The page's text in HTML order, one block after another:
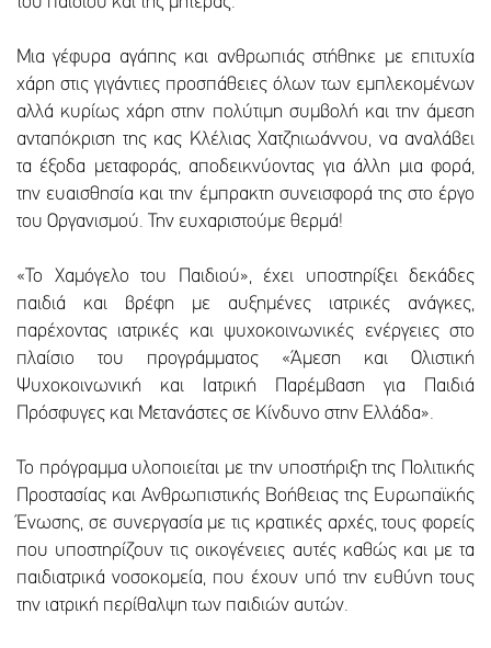
Μια γέφυρα αγάπης και ανθρωπιάς στήθηκε με επιτυχία
χάρη στις γιγάντιες προσπάθειες όλων των εμπλεκομένων
αλλά κυρίως χάρη στην πολύτιμη συμβολή και την άμεση
ανταπόκριση της κας Κλέλιας Χατζηιωάννου, να αναλάβει
τα έξοδα μεταφοράς, αποδεικνύοντας για άλλη μια φορά,
την ευαισθησία και την έμπρακτη συνεισφορά της στο έργο
του Οργανισμού. Την ευχαριστούμε θερμά!
«Το Χαμόγελο του Παιδιού», έχει υποστηρίξει δεκάδες
παιδιά και βρέφη με αυξημένες ιατρικές ανάγκες,
παρέχοντας ιατρικές και ψυχοκοινωνικές ενέργειες στο
πλαίσιο του προγράμματος «Άμεση και Ολιστική
Ψυχοκοινωνική και Ιατρική Παρέμβαση για Παιδιά
Πρόσφυγες και Μετανάστες σε Κίνδυνο στην Ελλάδα».
Το πρόγραμμα υλοποιείται με την υποστήριξη της Πολιτικής
Προστασίας και Ανθρωπιστικής Βοήθειας της Ευρωπαϊκής
Ένωσης, σε συνεργασία με τις κρατικές αρχές, τους φορείς
που υποστηρίζουν τις οικογένειες αυτές καθώς και με τα
παιδιατρικά νοσοκομεία, που έχουν υπό την ευθύνη τους
την ιατρική περίθαλψη των παιδιών αυτών.